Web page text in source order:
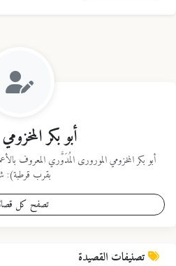
أبو بكر
أبو بكر المخزومي المورورى المُدَوَّري المعروف
بقرب قرطبة):
تصفح كل
تصنيفات القصيدة